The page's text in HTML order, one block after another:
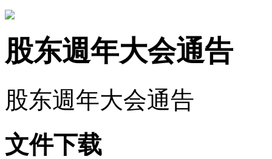
股东週年大会通告
股东週年大会通告
文件下载